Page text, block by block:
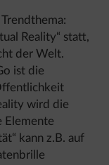
Reality“ statt,
der Welt.
ist die
wird die
Elemente
kann z.B. auf